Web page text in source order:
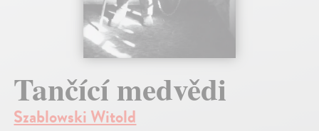
Tančící medvědi
Szablowski Witold